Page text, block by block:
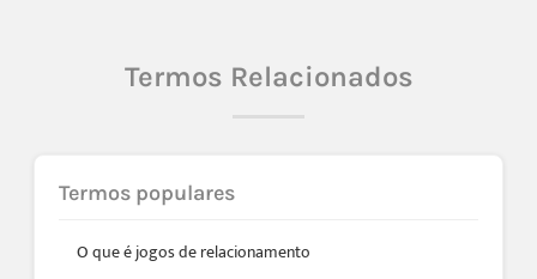
Termos Relacionados
Termos populares
O que é jogos de relacionamento